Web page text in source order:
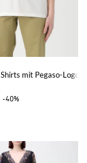
Printmit Pegaso-Logo
-40%